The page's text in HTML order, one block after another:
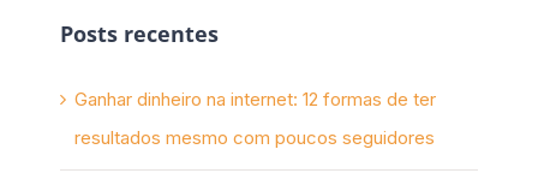
Posts recentes
Ganhar dinheiro na internet: 12 formas de ter
resultados mesmo com poucos seguidores